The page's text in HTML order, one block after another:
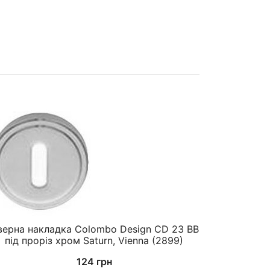
накладка Colombo Design CD 23 BB
під проріз хром Saturn, Vienna (2899)
124 грн